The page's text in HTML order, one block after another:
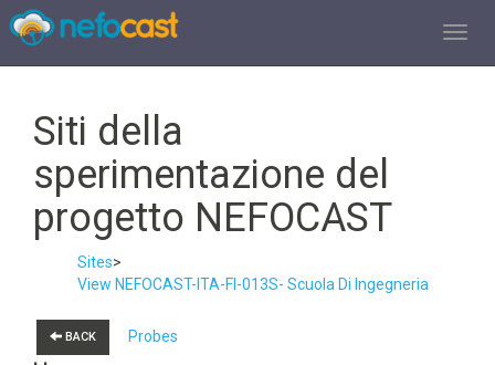
Siti della
sperimentazione del
progetto NEFOCAST
Sites>
View NEFOCAST-ITA-FI-013S- Scuola Di Ingegneria
BACK
Probes